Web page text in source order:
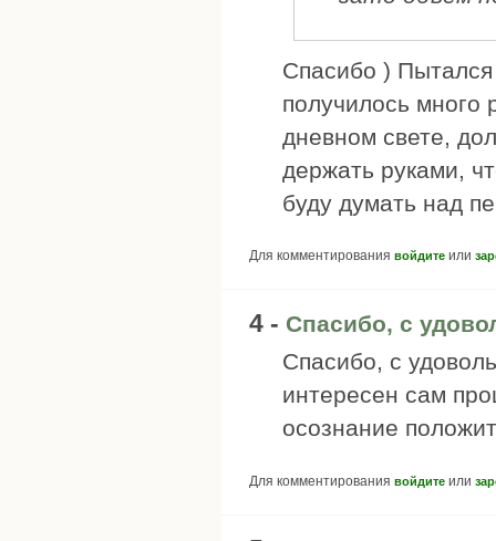
Спасибо )
получилось много
дневном свете,
держать руками,
буду думать над
Для комментирования войдите или
4 - Спасибо, с
Спасибо, с
интересен сам
осознание
Для комментирования войдите или